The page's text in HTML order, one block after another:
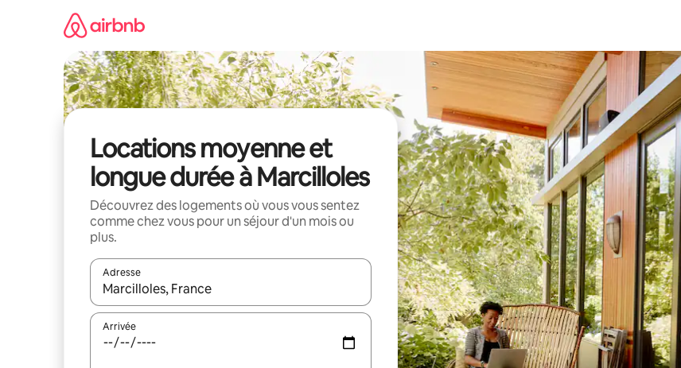
Locations moyenne et
longue durée à Marcilloles
Découvrez des logements où vous vous sentez
comme chez vous pour un séjour d'un mois ou
plus.
Adresse
Lorsque les résultats s'affichent, utilisez les flèches vers le haut et vers le bas pour les parcourir ou en appuyant et
Arrivée